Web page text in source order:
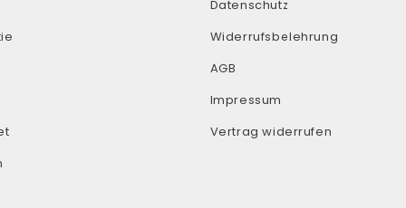
Datenschutz
Widerrufsbelehrung
AGB
Impressum
Vertrag widerrufen